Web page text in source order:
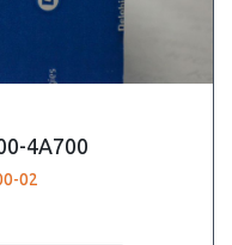
4A700
02